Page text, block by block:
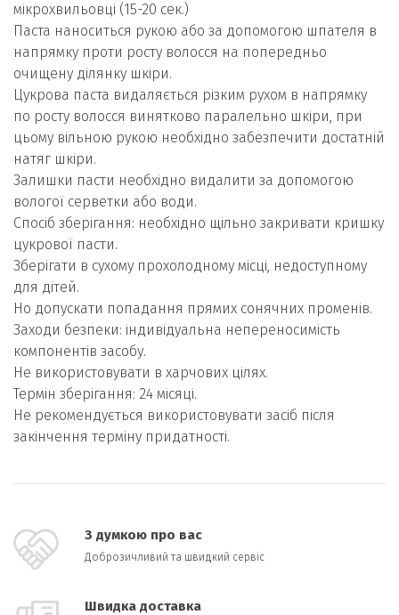
мікрохвильовці (15-20 сек.)
Паста наноситься рукою або за допомогою шпателя в
напрямку проти росту волосся на попередньо
очищену ділянку шкіри.
Цукрова паста видаляється різким рухом в напрямку
по росту волосся винятково паралельно шкіри, при
цьому вільною рукою необхідно забезпечити достатній
натяг шкіри.
Залишки пасти необхідно видалити за допомогою
вологої серветки або води.
Спосіб зберігання: необхідно щільно закривати кришку
цукрової пасти.
Зберігати в сухому прохолодному місці, недоступному
для дітей.
Но допускати попадання прямих сонячних променів.
Заходи безпеки: індивідуальна непереносимість
компонентів засобу.
Не використовувати в харчових цілях.
Термін зберігання: 24 місяці.
Не рекомендується використовувати засіб після
закінчення терміну придатності.
З думкою про вас
Доброзичливий та швидкий сервіс
Швидка доставка